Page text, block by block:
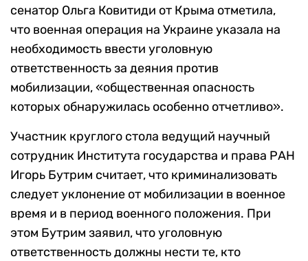
сенатор Ольга Ковитиди от Крыма отметила,
что военная операция на Украине указала на
необходимость ввести уголовную
ответственность за деяния против
мобилизации, «общественная опасность
которых обнаружилась особенно отчетливо».
Участник круглого стола ведущий научный
сотрудник Института государства и права РАН
Игорь Бутрим считает, что криминализовать
следует уклонение от мобилизации в военное
время и в период военного положения. При
этом Бутрим заявил, что уголовную
ответственность должны нести те, кто